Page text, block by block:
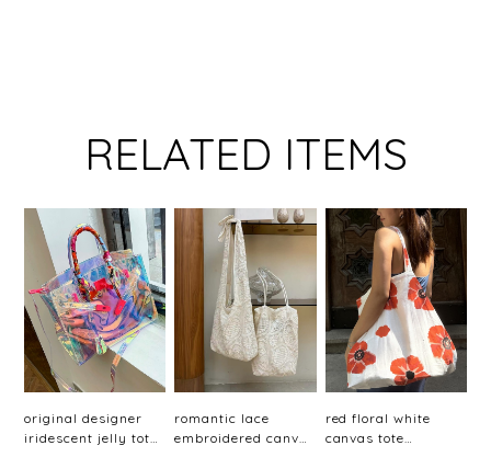
RELATED ITEMS
original designer
iridescent jelly tote
romantic lace
embroidered canvas
red floral white
canvas tote